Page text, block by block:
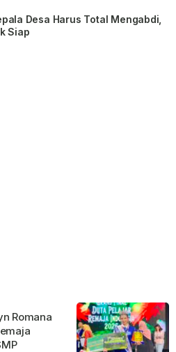
Desa Harus Total Mengabdi,
Siap
Romana